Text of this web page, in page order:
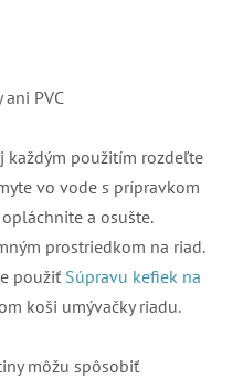
ani PVC
každým použitím rozdeľte
vo vode s prípravkom
a osušte.
prostriedkom na riad.
použiť Súpravu kefiek na
koši umývačky riadu.
môžu spôsobiť